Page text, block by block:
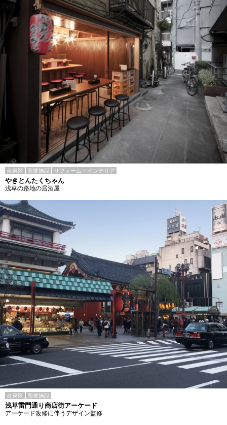
台東区 商業施設 リフォーム・インテリア
やきとんたくちゃん
浅草の路地の居酒屋
台東区 商業施設
浅草雷門通り商店街アーケード
アーケード改修に伴うデザイン監修